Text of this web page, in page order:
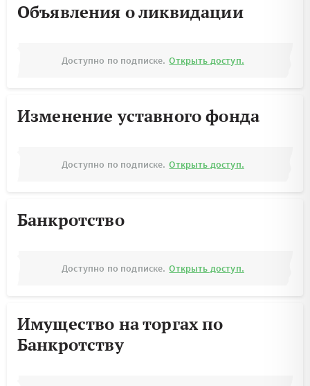
Объявления о ликвидации
Доступно по подписке. Открыть доступ.
Изменение уставного фонда
Доступно по подписке. Открыть доступ.
Банкротство
Доступно по подписке. Открыть доступ.
Имущество на торгах по
Банкротству